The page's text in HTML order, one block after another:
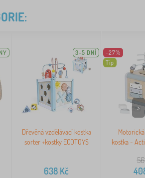
3-5 DNÍ
Dřevěná vzdělávací kostka
sorter +kostky ECOTOYS
638 Kč
-27%
Tip
kostka -
>